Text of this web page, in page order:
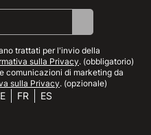
trattati per l'invio della
sulla Privacy. (obbligatorio)
comunicazioni di marketing da
sulla Privacy. (opzionale)
FR ES